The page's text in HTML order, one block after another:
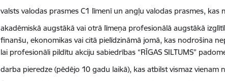
valsts valodas prasmes C1 līmenī un angļu valodas prasmes, kas
akadēmiskā augstākā vai otrā līmeņa profesionālā augstākā
finanšu, ekonomikas vai citā pielīdzināmā jomā, kas nodrošina
lai profesionāli pildītu akciju sabiedrības “RĪGAS SILTUMS”
darba pieredze (pēdējo 10 gadu laikā), kas atbilst vismaz vienam